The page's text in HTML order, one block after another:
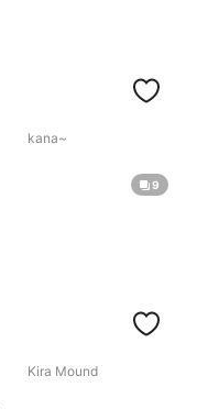
kana~
9
Kira Mound